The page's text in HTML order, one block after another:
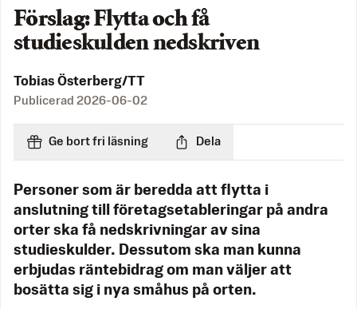
Förslag: Flytta och få
studieskulden nedskriven
Tobias Österberg/TT
Publicerad 2026-06-02
Ge bort fri läsning Dela
Personer som är beredda att flytta i
anslutning till företagsetableringar på andra
orter ska få nedskrivningar av sina
studieskulder. Dessutom ska man kunna
erbjudas räntebidrag om man väljer att
bosätta sig i nya småhus på orten.